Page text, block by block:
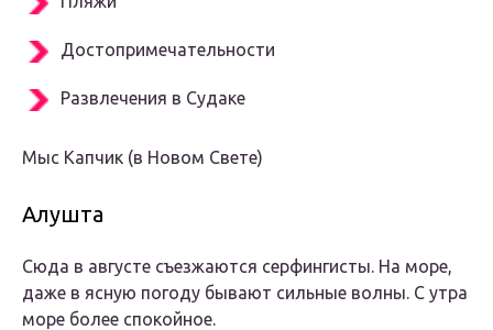
Достопримечательности
Развлечения в Судаке
Мыс Капчик (в Новом Свете)
Алушта
Сюда в августе съезжаются серфингисты. На море,
даже в ясную погоду бывают сильные волны. С утра
море более спокойное.